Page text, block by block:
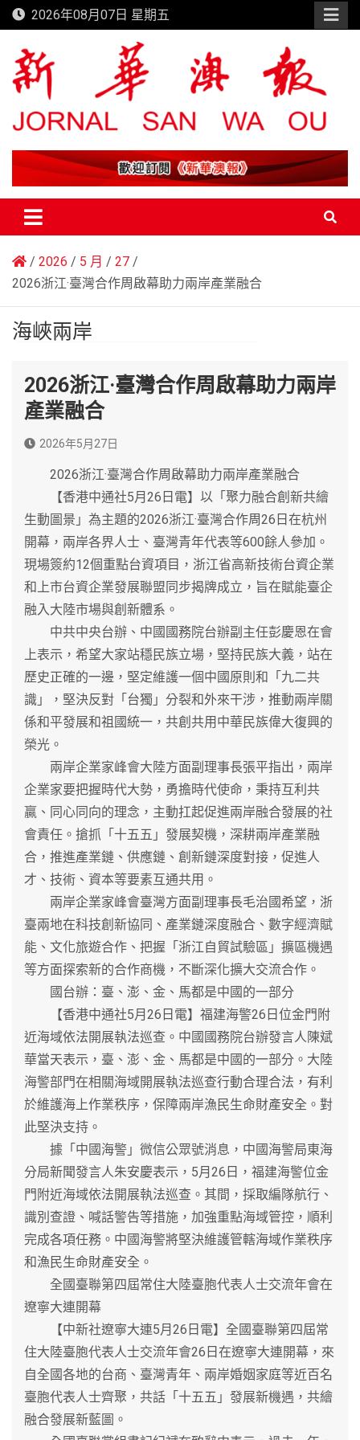
Skip
to
content
2026年08月07日 星期五
新華澳報
2026 5 月
27
2026浙江·臺灣合作周啟幕助力兩岸產業融合
海峽兩岸
2026浙江·臺灣合作周啟幕助力兩岸
產業融合
2026年5月27日
2026浙江·臺灣合作周啟幕助力兩岸產業融合
【香港中通社5月26日電】以「聚力融合創新共繪
生動圖景」為主題的2026浙江·臺灣合作周26日在杭州
開幕，兩岸各界人士、臺灣青年代表等600餘人參加。
現場簽約12個重點台資項目，浙江省高新技術台資企業
和上市台資企業發展聯盟同步揭牌成立，旨在賦能臺企
融入大陸市場與創新體系。
中共中央台辦、中國國務院台辦副主任彭慶恩在會
上表示，希望大家站穩民族立場，堅持民族大義，站在
歷史正確的一邊，堅定維護一個中國原則和「九二共
識」，堅決反對「台獨」分裂和外來干涉，推動兩岸關
係和平發展和祖國統一，共創共用中華民族偉大復興的
榮光。
兩岸企業家峰會大陸方面副理事長張平指出，兩岸
企業家要把握時代大勢，勇擔時代使命，秉持互利共
贏、同心同向的理念，主動扛起促進兩岸融合發展的社
會責任。搶抓「十五五」發展契機，深耕兩岸產業融
合，推進產業鏈、供應鏈、創新鏈深度對接，促進人
才、技術、資本等要素互通共用。
兩岸企業家峰會臺灣方面副理事長毛治國希望，浙
臺兩地在科技創新協同、產業鏈深度融合、數字經濟賦
能、文化旅遊合作、把握「浙江自貿試驗區」擴區機遇
等方面探索新的合作商機，不斷深化擴大交流合作。
國台辦：臺、澎、金、馬都是中國的一部分
【香港中通社5月26日電】福建海警26日位金門附
近海域依法開展執法巡查。中國國務院台辦發言人陳斌
華當天表示，臺、澎、金、馬都是中國的一部分。大陸
海警部門在相關海域開展執法巡查行動合理合法，有利
於維護海上作業秩序，保障兩岸漁民生命財產安全。對
此堅決支持。
據「中國海警」微信公眾號消息，中國海警局東海
分局新聞發言人朱安慶表示，5月26日，福建海警位金
門附近海域依法開展執法巡查。其間，採取編隊航行、
識別查證、喊話警告等措施，加強重點海域管控，順利
完成各項任務。中國海警將堅決維護管轄海域作業秩序
和漁民生命財產安全。
全國臺聯第四屆常住大陸臺胞代表人士交流年會在
遼寧大連開幕
【中新社遼寧大連5月26日電】全國臺聯第四屆常
住大陸臺胞代表人士交流年會26日在遼寧大連開幕，來
自全國各地的台商、臺灣青年、兩岸婚姻家庭等近百名
臺胞代表人士齊聚，共話「十五五」發展新機遇，共繪
融合發展新藍圖。